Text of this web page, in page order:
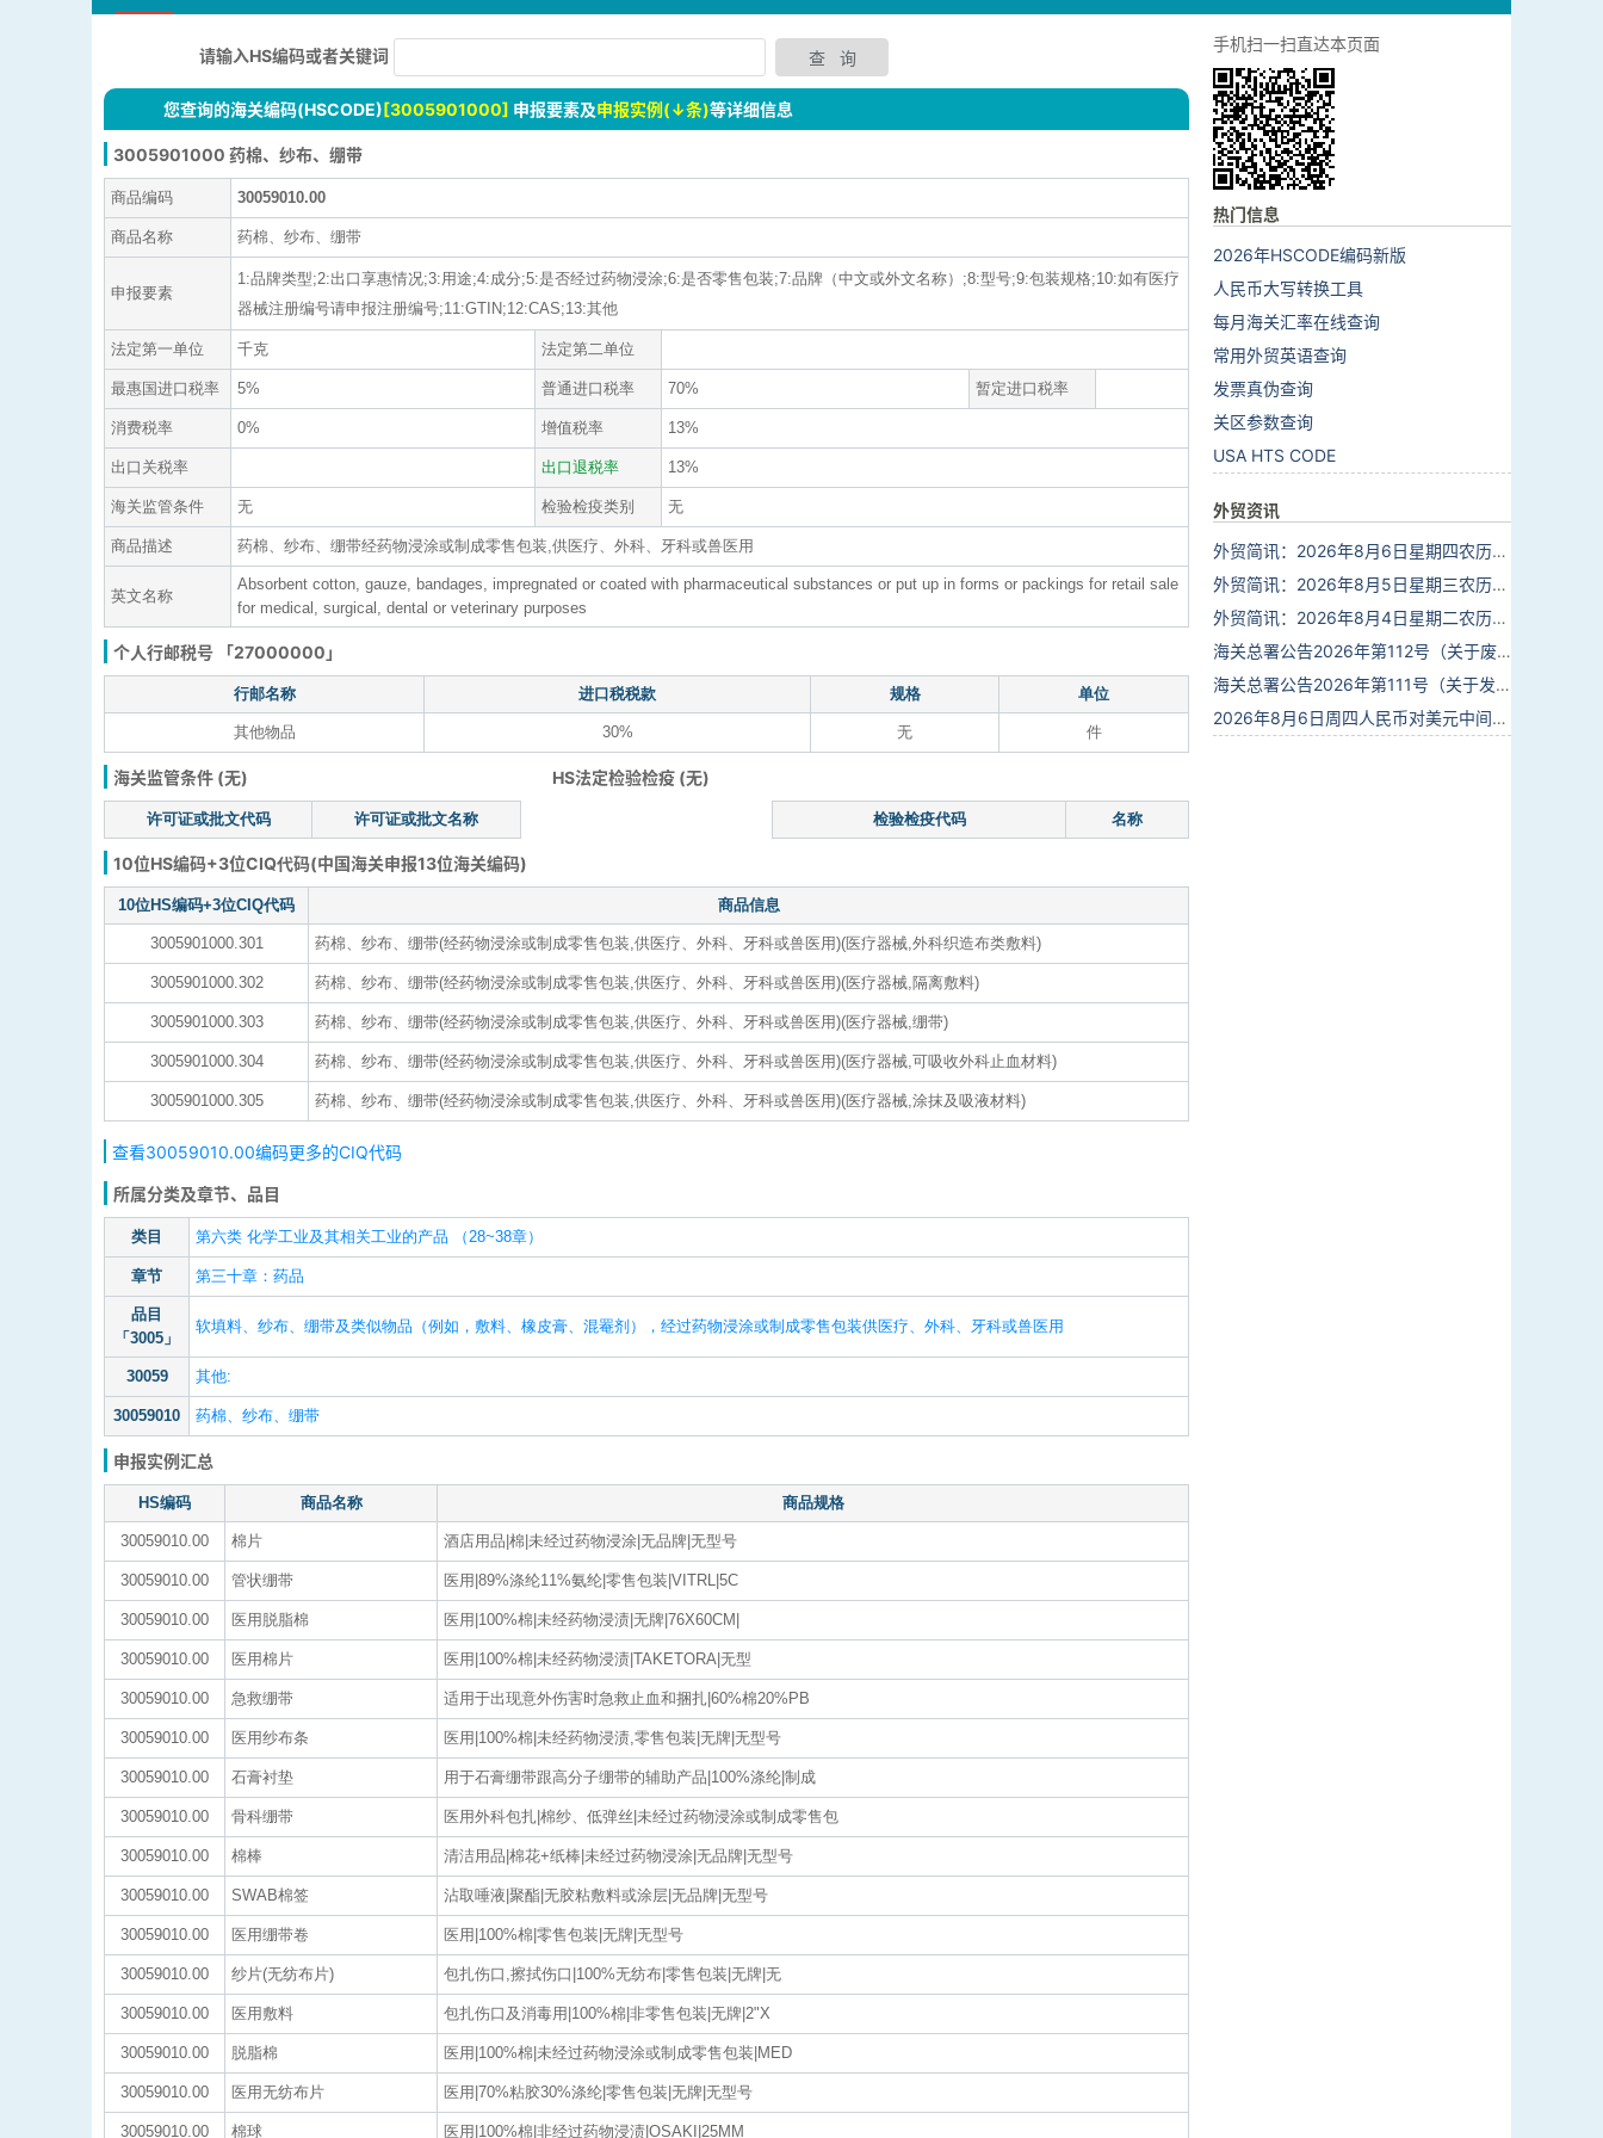
请输入HS编码或者关键词
您查询的海关编码(HSCODE)[3005901000] 申报要素及申报实例(↓条)等详细信息
3005901000 药棉、纱布、绷带
商品编码 30059010.00
商品名称 药棉、纱布、绷带
申报要素
1:品牌类型;2:出口享惠情况;3:用途;4:成分;5:是否经过药物浸涂;6:是否零售包装;7:品牌（中文或外文名称）;8:型号;9:包装规格;10:如有医疗
器械注册编号请申报注册编号;11:GTIN;12:CAS;13:其他
法定第一单位 千克 法定第二单位
最惠国进口税率 5% 普通进口税率 70% 暂定进口税率
消费税率 0% 增值税率 13%
出口关税率 出口退税率 13%
海关监管条件 无 检验检疫类别 无
商品描述 药棉、纱布、绷带经药物浸涂或制成零售包装,供医疗、外科、牙科或兽医用
英文名称
Absorbent cotton, gauze, bandages, impregnated or coated with pharmaceutical substances or put up in forms or packings for retail sale
for medical, surgical, dental or veterinary purposes
个人行邮税号 「27000000」
行邮名称 进口税税款 规格 单位
其他物品 30% 无 件
海关监管条件 (无) HS法定检验检疫 (无)
许可证或批文代码 许可证或批文名称 检验检疫代码 名称
10位HS编码+3位CIQ代码(中国海关申报13位海关编码)
10位HS编码+3位CIQ代码 商品信息
3005901000.301 药棉、纱布、绷带(经药物浸涂或制成零售包装,供医疗、外科、牙科或兽医用)(医疗器械,外科织造布类敷料)
3005901000.302 药棉、纱布、绷带(经药物浸涂或制成零售包装,供医疗、外科、牙科或兽医用)(医疗器械,隔离敷料)
3005901000.303 药棉、纱布、绷带(经药物浸涂或制成零售包装,供医疗、外科、牙科或兽医用)(医疗器械,绷带)
3005901000.304 药棉、纱布、绷带(经药物浸涂或制成零售包装,供医疗、外科、牙科或兽医用)(医疗器械,可吸收外科止血材料)
3005901000.305 药棉、纱布、绷带(经药物浸涂或制成零售包装,供医疗、外科、牙科或兽医用)(医疗器械,涂抹及吸液材料)
查看30059010.00编码更多的CIQ代码
所属分类及章节、品目
类目 第六类 化学工业及其相关工业的产品 （28~38章）
章节 第三十章：药品
品目
「3005」
软填料、纱布、绷带及类似物品（例如，敷料、橡皮膏、混罨剂），经过药物浸涂或制成零售包装供医疗、外科、牙科或兽医用
30059 其他:
30059010 药棉、纱布、绷带
申报实例汇总
HS编码 商品名称 商品规格
30059010.00 棉片 酒店用品|棉|未经过药物浸涂|无品牌|无型号
30059010.00 管状绷带 医用|89%涤纶11%氨纶|零售包装|VITRL|5C
30059010.00 医用脱脂棉 医用|100%棉|未经药物浸渍|无牌|76X60CM|
30059010.00 医用棉片 医用|100%棉|未经药物浸渍|TAKETORA|无型
30059010.00 急救绷带 适用于出现意外伤害时急救止血和捆扎|60%棉20%PB
30059010.00 医用纱布条 医用|100%棉|未经药物浸渍,零售包装|无牌|无型号
30059010.00 石膏衬垫 用于石膏绷带跟高分子绷带的辅助产品|100%涤纶|制成
30059010.00 骨科绷带 医用外科包扎|棉纱、低弹丝|未经过药物浸涂或制成零售包
30059010.00 棉棒 清洁用品|棉花+纸棒|未经过药物浸涂|无品牌|无型号
30059010.00 SWAB棉签 沾取唾液|聚酯|无胶粘敷料或涂层|无品牌|无型号
30059010.00 医用绷带卷 医用|100%棉|零售包装|无牌|无型号
30059010.00 纱片(无纺布片) 包扎伤口,擦拭伤口|100%无纺布|零售包装|无牌|无
30059010.00 医用敷料 包扎伤口及消毒用|100%棉|非零售包装|无牌|2"X
30059010.00 脱脂棉 医用|100%棉|未经过药物浸涂或制成零售包装|MED
30059010.00 医用无纺布片 医用|70%粘胶30%涤纶|零售包装|无牌|无型号
30059010.00 棉球 医用|100%棉|非经过药物浸渍|OSAKI|25MM
手机扫一扫直达本页面
热门信息
2026年HSCODE编码新版
人民币大写转换工具
每月海关汇率在线查询
常用外贸英语查询
发票真伪查询
关区参数查询
USA HTS CODE
外贸资讯
外贸简讯：2026年8月6日星期四农历六月廿四
外贸简讯：2026年8月5日星期三农历六月廿三
外贸简讯：2026年8月4日星期二农历六月廿二
海关总署公告2026年第112号（关于废止部分卫生检疫类规范性文件的公告）
海关总署公告2026年第111号（关于发布《进出境动植物检疫处理监督管理工作规定》《进出境卫生处理监督管理工作规定》的公告）
2026年8月6日周四人民币对美元中间价报6.7895调贬6个基点